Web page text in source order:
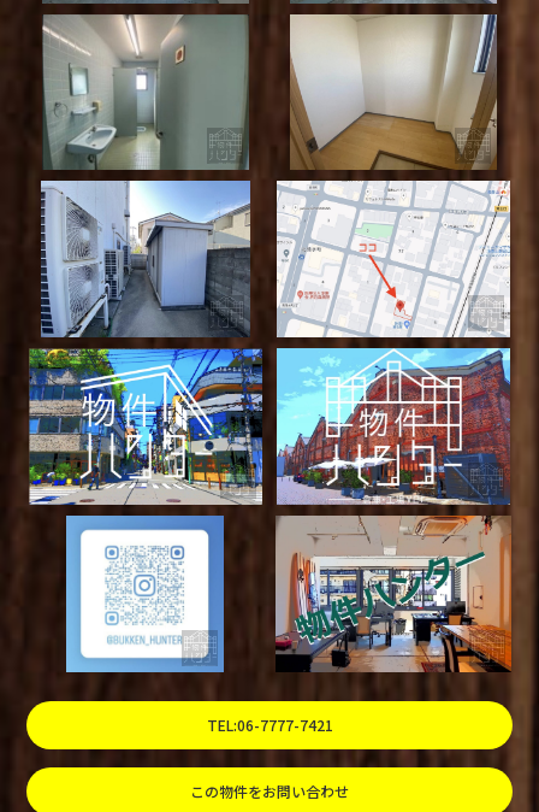
TEL:06-7777-7421
この物件をお問い合わせ